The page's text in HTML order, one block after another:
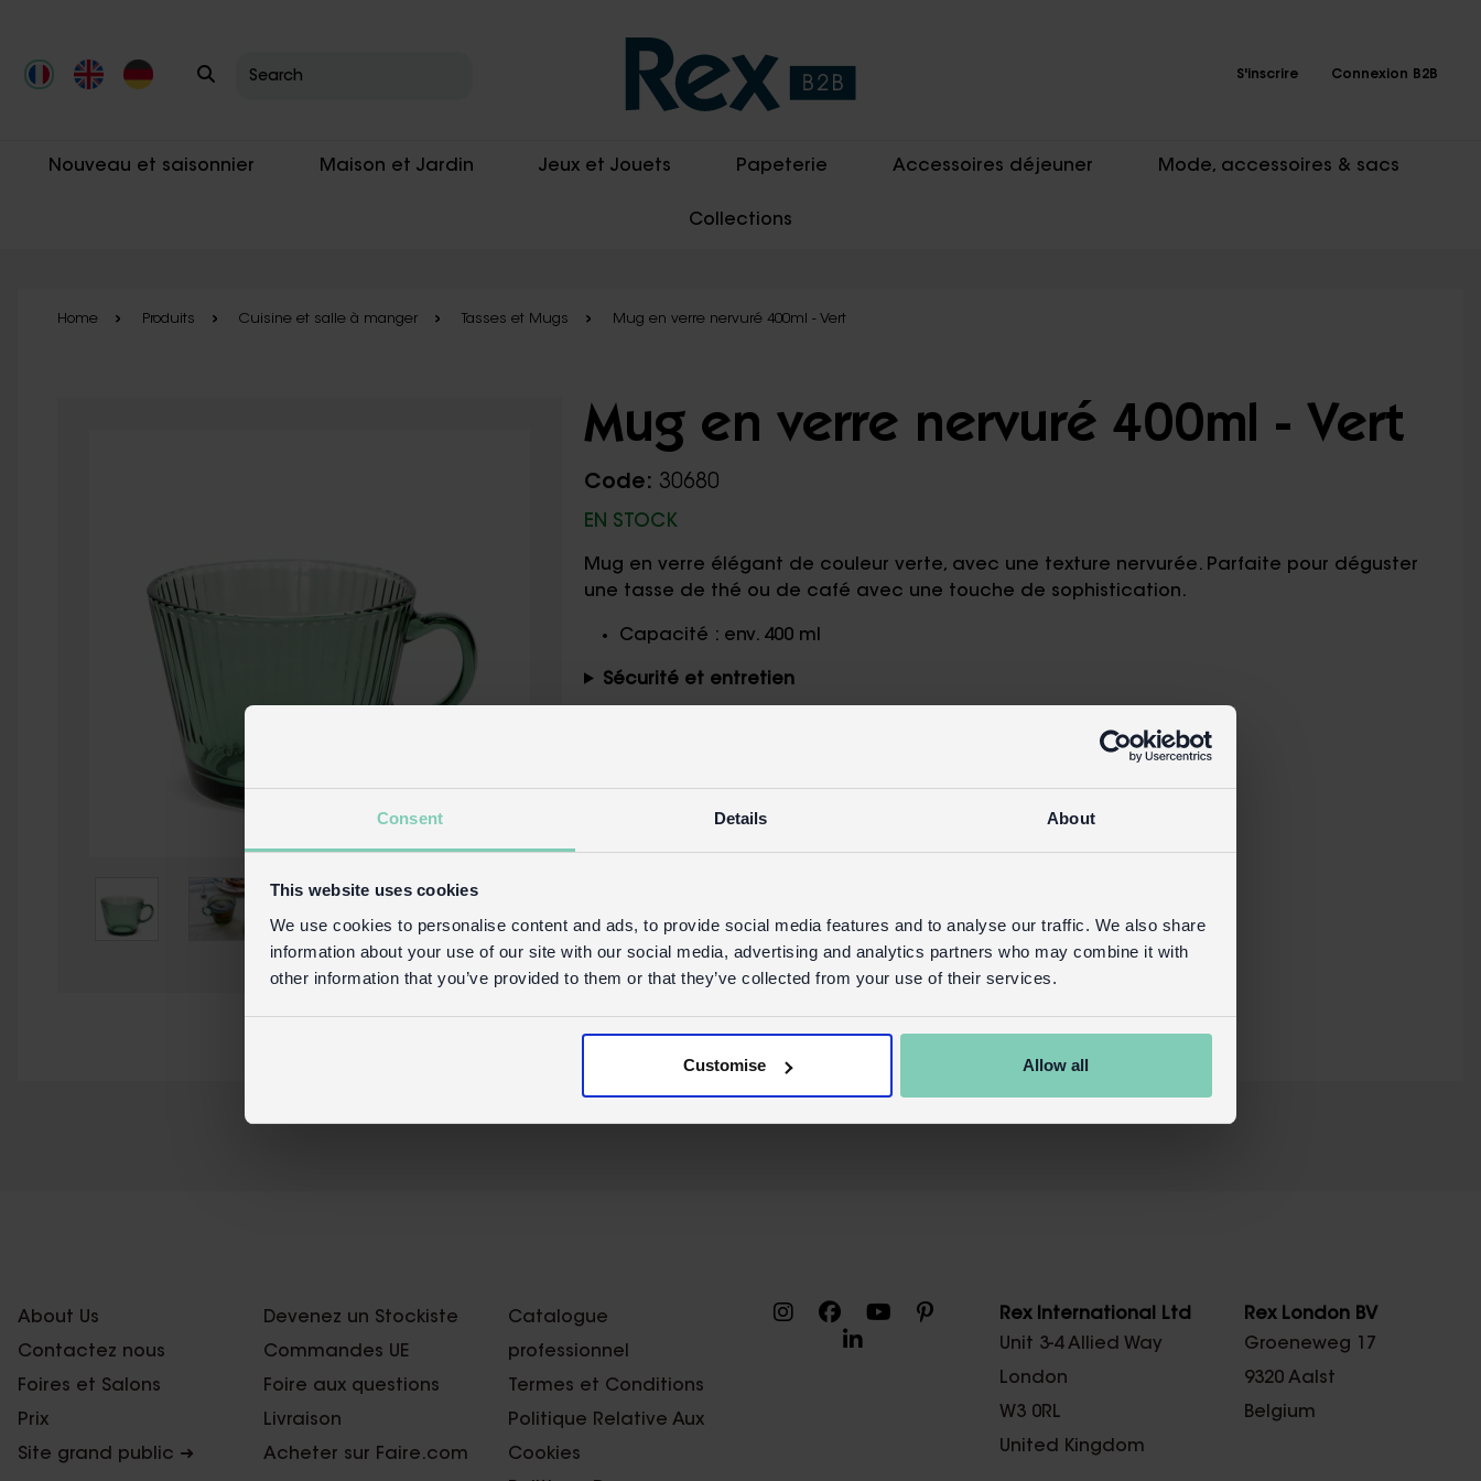
Consent Details About
This website uses cookies
We use cookies to personalise content and ads, to provide social media features and to analyse our traffic. We also share
information about your use of our site with our social media, advertising and analytics partners who may combine it with
other information that you’ve provided to them or that they’ve collected from your use of their services.
Customise Allow all
S'inscrire Connexion B2B
Nouveau et saisonnier Maison et Jardin Jeux et Jouets Papeterie Accessoires déjeuner Mode, accessoires & sacs
Collections
Home Produits Cuisine et salle à manger Tasses et Mugs Mug en verre nervuré 400ml - Vert
Mug en verre nervuré 400ml - Vert
Code: 30680
EN STOCK
Mug en verre élégant de couleur verte, avec une texture nervurée. Parfaite pour déguster
une tasse de thé ou de café avec une touche de sophistication.
Capacité : env. 400 ml
Sécurité et entretien
Acheter sur notre site grand public
About Us
Contactez nous
Foires et Salons
Prix
Site grand public ➜
Devenez un Stockiste
Commandes UE
Foire aux questions
Livraison
Acheter sur Faire.com
Catalogue
professionnel
Termes et Conditions
Politique Relative Aux
Cookies
Rex International Ltd
Unit 3-4 Allied Way
London
W3 0RL
United Kingdom
Rex London BV
Groeneweg 17
9320 Aalst
Belgium